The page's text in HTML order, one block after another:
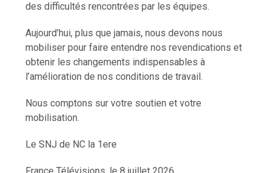
des difficultés rencontrées par les équipes.
Aujourd’hui, plus que jamais, nous devons nous
mobiliser pour faire entendre nos revendications et
obtenir les changements indispensables à
l’amélioration de nos conditions de travail.
Nous comptons sur votre soutien et votre
mobilisation.
Le SNJ de NC la 1ere